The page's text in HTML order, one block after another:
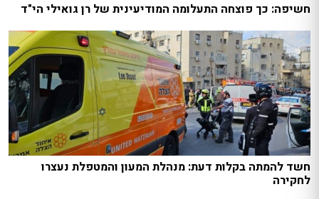
חשיפה: כך פוצחה התעלומה המודיעינית של רן גואילי הי"ד
חשד להמתה בקלות דעת: מנהלת המעון והמטפלת נעצרו
לחקירה